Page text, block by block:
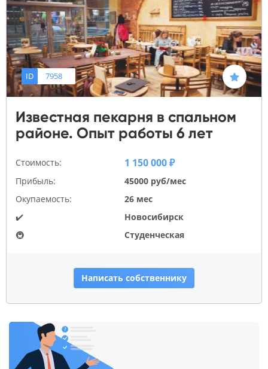
ID 7958
Известная пекарня в спальном
районе. Опыт работы 6 лет
Стоимость: 1 150 000 ₽
Прибыль:
45000 руб/мес
Окупаемость:
26 мес
✔️
Новосибирск
🚇
Студенческая
Написать собственнику